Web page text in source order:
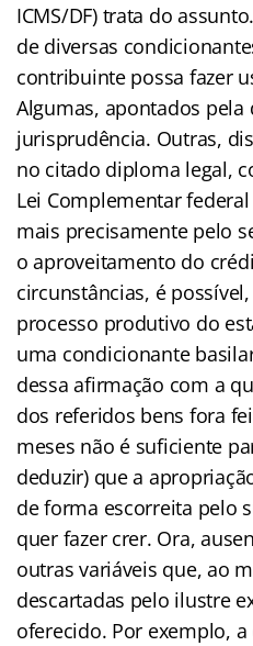
ICMS/DF) trata do
de diversas
contribuinte possa fazer
Algumas, apontados pela
jurisprudência. Outras,
no citado diploma legal,
Lei Complementar
mais precisamente pelo
o aproveitamento do
circunstâncias, é
processo produtivo do
uma condicionante
dessa afirmação com a
dos referidos bens fora
meses não é suficiente
deduzir) que a
de forma escorreita pelo
quer fazer crer. Ora,
outras variáveis que, ao
descartadas pelo ilustre
oferecido. Por exemplo,